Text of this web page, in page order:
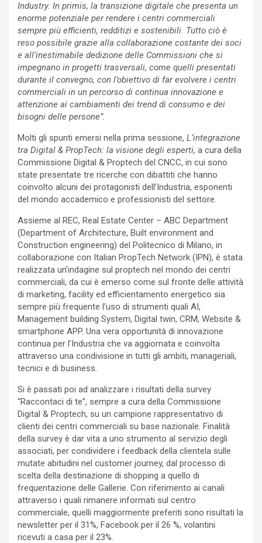
Industry. In primis, la transizione digitale che presenta un
enorme potenziale per rendere i centri commerciali
sempre più efficienti, redditizi e sostenibili. Tutto ciò è
reso possibile grazie alla collaborazione costante dei soci
e all’inestimabile dedizione delle Commissioni che si
impegnano in progetti trasversali, come quelli presentati
durante il convegno, con l’obiettivo di far evolvere i centri
commerciali in un percorso di continua innovazione e
attenzione ai cambiamenti dei trend di consumo e dei
bisogni delle persone”.
Molti gli spunti emersi nella prima sessione, L’integrazione
tra Digital & PropTech: la visione degli esperti, a cura della
Commissione Digital & Proptech del CNCC, in cui sono
state presentate tre ricerche con dibattiti che hanno
coinvolto alcuni dei protagonisti dell’Industria, esponenti
del mondo accademico e professionisti del settore.
Assieme al REC, Real Estate Center – ABC Department
(Department of Architecture, Built environment and
Construction engineering) del Politecnico di Milano, in
collaborazione con Italian PropTech Network (IPN), è stata
realizzata un’indagine sul proptech nel mondo dei centri
commerciali, da cui è emerso come sul fronte delle attività
di marketing, facility ed efficientamento energetico sia
sempre più frequente l’uso di strumenti quali AI,
Management building System, Digital twin, CRM, Website &
smartphone APP. Una vera opportunità di innovazione
continua per l’Industria che va aggiornata e coinvolta
attraverso una condivisione in tutti gli ambiti, manageriali,
tecnici e di business.
Si è passati poi ad analizzare i risultati della survey
“Raccontaci di te”, sempre a cura della Commissione
Digital & Proptech, su un campione rappresentativo di
clienti dei centri commerciali su base nazionale. Finalità
della survey è dar vita a uno strumento al servizio degli
associati, per condividere i feedback della clientela sulle
mutate abitudini nel customer journey, dal processo di
scelta della destinazione di shopping a quello di
frequentazione delle Gallerie. Con riferimento ai canali
attraverso i quali rimanere informati sul centro
commerciale, quelli maggiormente preferiti sono risultati la
newsletter per il 31%, Facebook per il 26 %, volantini
ricevuti a casa per il 23%.